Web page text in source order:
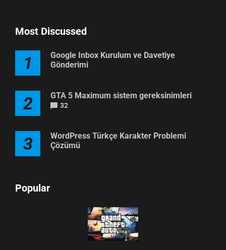
Most Discussed
1
Google Inbox Kurulum ve Davetiye
Gönderimi
2 GTA 5 Maximum sistem gereksinimleri
32
3
WordPress Türkçe Karakter Problemi
Çözümü
Popular